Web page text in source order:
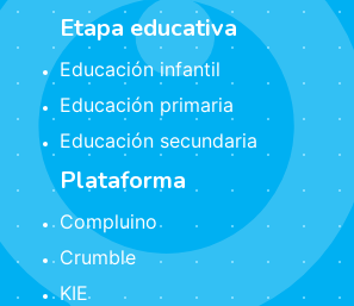
Etapa educativa
Educación infantil
Educación primaria
Educación secundaria
Plataforma
Compluino
Crumble
KIE